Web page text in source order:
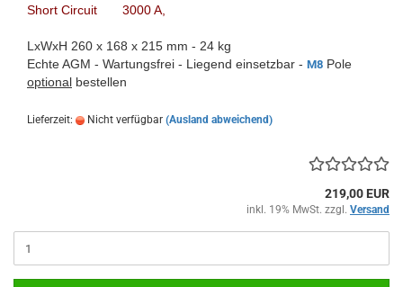
Short Circuit 3000 A,
LxWxH 260 x 168 x 215 mm - 24 kg
Echte AGM - Wartungsfrei - Liegend einsetzbar - M8 Pole
optional bestellen
Lieferzeit: Nicht verfügbar (Ausland abweichend)
219,00 EUR
inkl. 19% MwSt. zzgl. Versand